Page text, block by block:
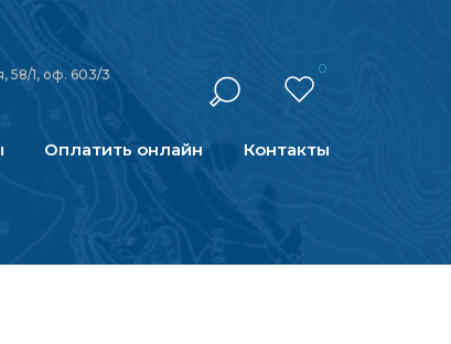
58/1, оф. 603/3 0
Оплатить онлайн Контакты